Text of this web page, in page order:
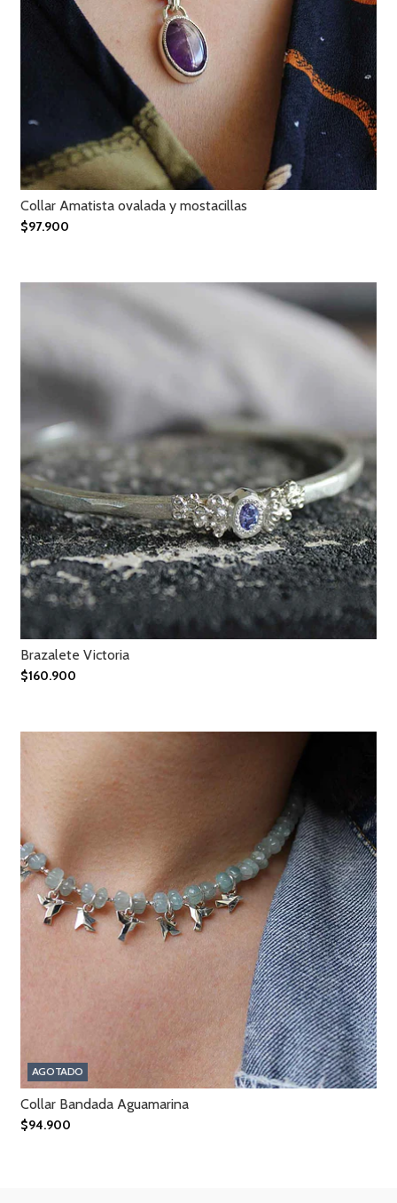
Collar Amatista ovalada y mostacillas
$97.900
Brazalete Victoria
$160.900
AGOTADO
Collar Bandada Aguamarina
$94.900